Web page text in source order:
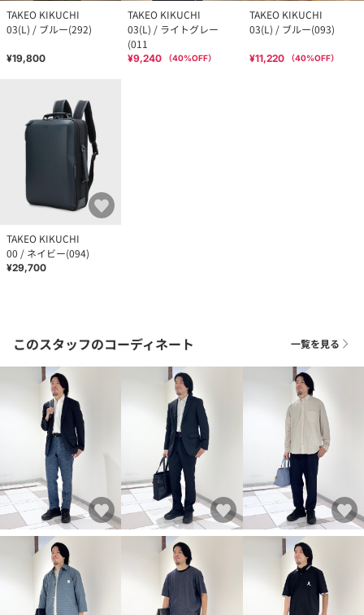
TAKEO KIKUCHI
03(L) / ブルー(292)
¥19,800
TAKEO KIKUCHI
03(L) / ライトグレー
(011
¥9,240 （40%OFF）
TAKEO KIKUCHI
03(L) / ブルー(093)
¥11,220 （40%OFF）
TAKEO KIKUCHI
00 / ネイビー(094)
¥29,700
このスタッフのコーディネート 一覧を見る